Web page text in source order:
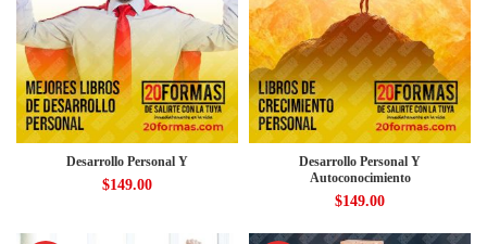
Desarrollo Personal Y
$149.00
Desarrollo Personal Y
Autoconocimiento
$149.00